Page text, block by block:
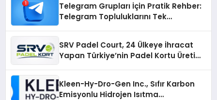
Telegram Grupları İçin Pratik Rehber:
Telegram Topluluklarını Tek
SRV Padel Court, 24 Ülkeye İhracat
Yapan Türkiye’nin Padel Kortu Üretim
Kleen-Hy-Dro-Gen Inc., Sıfır Karbon
Emisyonlu Hidrojen Isıtma